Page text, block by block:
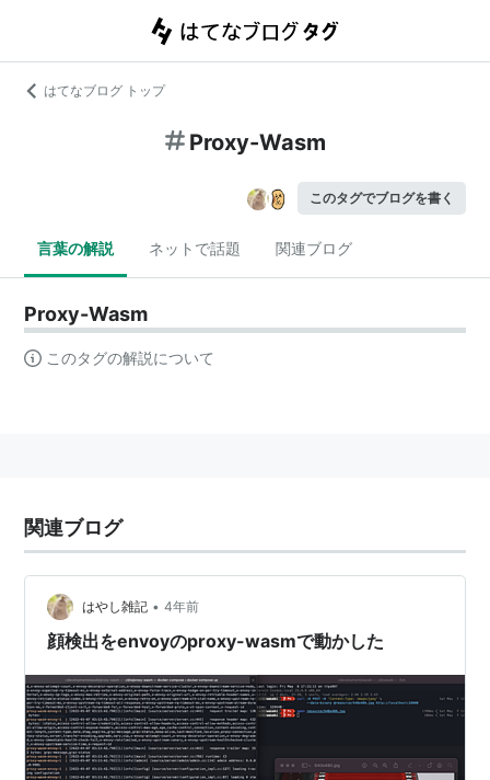
はてなブログ トップ
Proxy-Wasm
このタグでブログを書く
言葉の解説 ネットで話題 関連ブログ
Proxy-Wasm
このタグの解説について
関連ブログ
はやし雑記 • 4年前
顔検出をenvoyのproxy-wasmで動かした